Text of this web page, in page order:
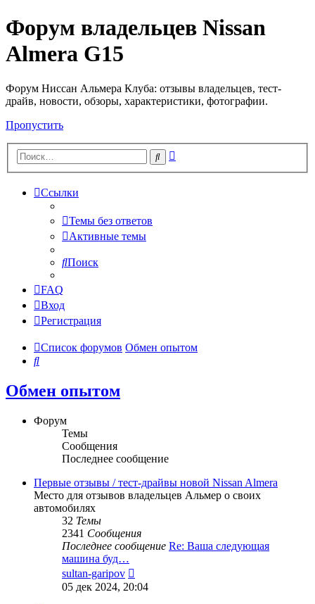
Форум владельцев Nissan
Almera G15
Форум Ниссан Альмера Клуба: отзывы владельцев, тест-
драйв, новости, обзоры, характеристики, фотографии.
Пропустить
Поиск
Ссылки
Темы без ответов
Активные темы
Поиск
FAQ
Вход
Регистрация
Список форумов Обмен опытом
Поиск
Обмен опытом
Форум
Темы
Сообщения
Последнее сообщение
Первые отзывы / тест-драйвы новой Nissan Almera
Место для отзывов владельцев Альмер о своих
автомобилях
32 Темы
2341 Сообщения
Последнее сообщение Re: Ваша следующая
машина буд…
sultan-garipov
к
05 дек 2024, 20:04